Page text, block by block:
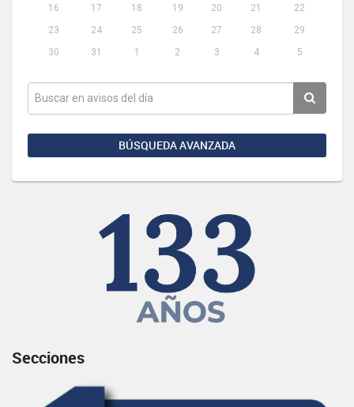
16
17 18 19 20 21
22
23
24 25 26 27 28
29
30
31 1 2 3 4 5
BÚSQUEDA AVANZADA
Secciones